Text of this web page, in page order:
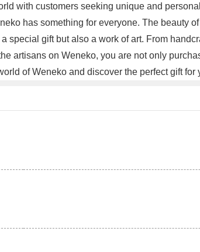
with customers seeking unique and
has something for everyone. The beauty
gift but also a work of art. From
artisans on Weneko, you are not only
of Weneko and discover the perfect gift